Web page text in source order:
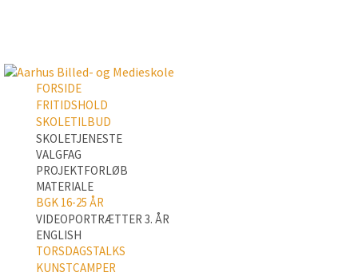
FORSIDE
FRITIDSHOLD
SKOLETILBUD
SKOLETJENESTE
VALGFAG
PROJEKTFORLØB
MATERIALE
BGK 16-25 ÅR
VIDEOPORTRÆTTER 3. ÅR
ENGLISH
TORSDAGSTALKS
KUNSTCAMPER